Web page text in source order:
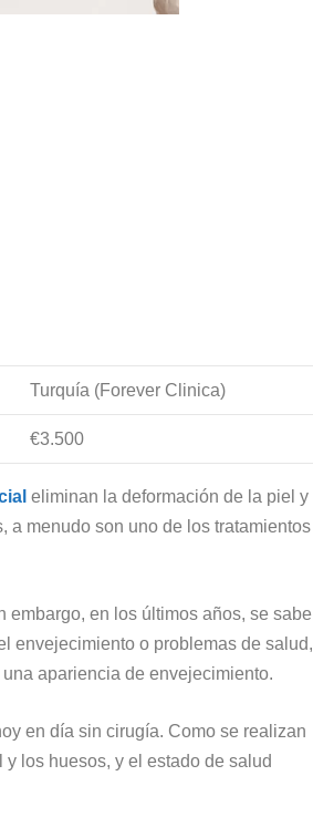
Turquía (Forever Clinica)
€3.500
eliminan la deformación de la piel y
a menudo son uno de los tratamientos
embargo, en los últimos años, se sabe
envejecimiento o problemas de salud,
apariencia de envejecimiento.
en día sin cirugía. Como se realizan
los huesos, y el estado de salud